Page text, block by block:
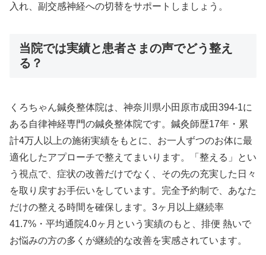
入れ、副交感神経への切替をサポートしましょう。
当院では実績と患者さまの声でどう整え
る？
くろちゃん鍼灸整体院は、神奈川県小田原市成田394-1に
ある自律神経専門の鍼灸整体院です。鍼灸師歴17年・累
計4万人以上の施術実績をもとに、お一人ずつのお体に最
適化したアプローチで整えてまいります。「整える」とい
う視点で、症状の改善だけでなく、その先の充実した日々
を取り戻すお手伝いをしています。完全予約制で、あなた
だけの整える時間を確保します。3ヶ月以上継続率
41.7%・平均通院4.0ヶ月という実績のもと、排便 熱いで
お悩みの方の多くが継続的な改善を実感されています。